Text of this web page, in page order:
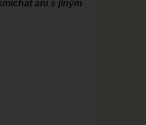
ani s jiným